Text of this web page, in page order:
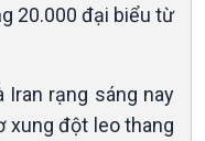
20.000 đại biểu từ
Iran rạng sáng nay
xung đột leo thang